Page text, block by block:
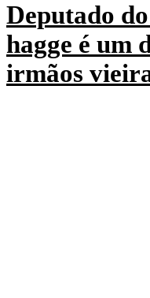
Deputado
hagge é um
irmãos